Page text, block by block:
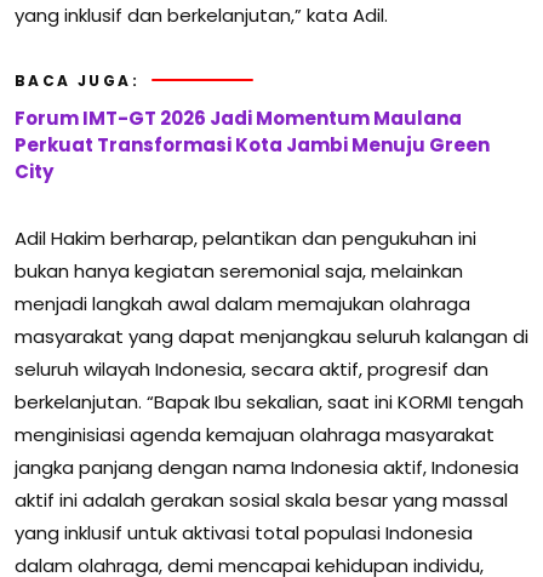
yang inklusif dan berkelanjutan,” kata Adil.
BACA JUGA:
Forum IMT-GT 2026 Jadi Momentum Maulana
Perkuat Transformasi Kota Jambi Menuju Green
City
Adil Hakim berharap, pelantikan dan pengukuhan ini
bukan hanya kegiatan seremonial saja, melainkan
menjadi langkah awal dalam memajukan olahraga
masyarakat yang dapat menjangkau seluruh kalangan di
seluruh wilayah Indonesia, secara aktif, progresif dan
berkelanjutan. “Bapak Ibu sekalian, saat ini KORMI tengah
menginisiasi agenda kemajuan olahraga masyarakat
jangka panjang dengan nama Indonesia aktif, Indonesia
aktif ini adalah gerakan sosial skala besar yang massal
yang inklusif untuk aktivasi total populasi Indonesia
dalam olahraga, demi mencapai kehidupan individu,